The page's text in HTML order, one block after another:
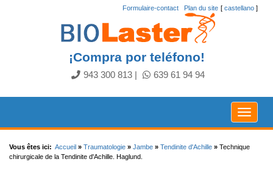
[ castellano ]
Formulaire-contact Plan du site
¡Compra por teléfono!
943 300 813 639 61 94 94
Toggle
Vous êtes ici: Accueil » Traumatologie » Jambe » Tendinite d'Achille » Technique
chirurgicale de la Tendinite d'Achille. Haglund.